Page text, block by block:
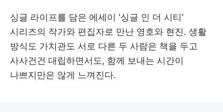
싱글 라이프를 담은 에세이 '싱글 인 더 시티'
시리즈의 작가와 편집자로 만난 영호와 현진. 생활
방식도 가치관도 서로 다른 두 사람은 책을 두고
사사건건 대립하면서도, 함께 보내는 시간이
나쁘지만은 않게 느껴진다.